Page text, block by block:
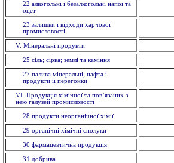
22 алкогольні і безалкогольні напої та
оцет
23 залишки і відходи харчової
промисловості
V. Мiнеральнi продукти
25 сіль; сірка; землі та каміння
27 палива мінеральні; нафта і
продукти її перегонки
VI. Продукція хімічної та пов`язаних з
нею галузей промисловостi
28 продукти неорганічної хімії
29 органiчнi хiмiчнi сполуки
30 фармацевтична продукція
31 добрива